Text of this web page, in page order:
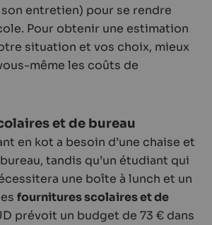
entretien) pour se rendre
Pour obtenir une estimation
situation et vos choix, mieux
même les coûts de
et de bureau
en kot a besoin d’une chaise et
tandis qu’un étudiant qui
une boîte à lunch et un
fournitures scolaires et de
prévoit un budget de 73 € dans